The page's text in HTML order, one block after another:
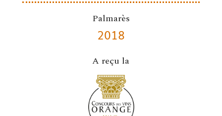
Palmarès
2018
A reçu la